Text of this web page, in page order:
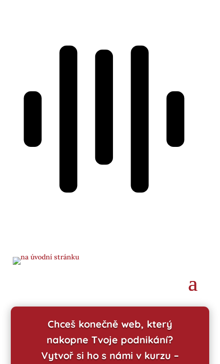
Chceš konečně web, který
nakopne Tvoje podnikání?
Vytvoř si ho s námi v kurzu –